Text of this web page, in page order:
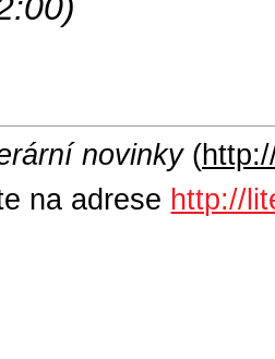
novinky(
na adrese http://